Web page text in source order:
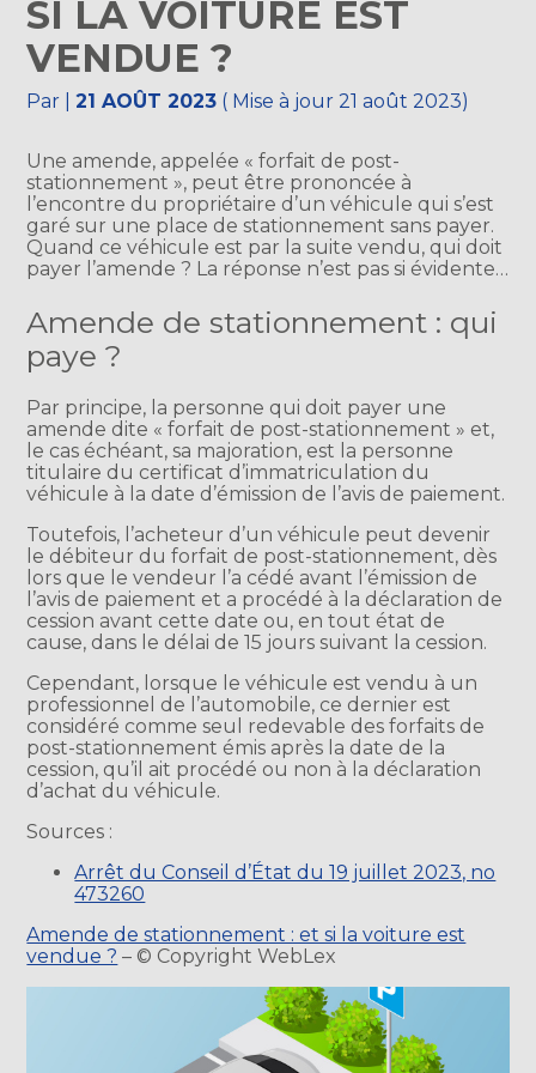
SI LA VOITURE EST
VENDUE ?
Par |21 AOÛT 2023 ( Mise à jour 21 août 2023)
Une amende, appelée « forfait de post-
stationnement », peut être prononcée à
l’encontre du propriétaire d’un véhicule qui s’est
garé sur une place de stationnement sans payer.
Quand ce véhicule est par la suite vendu, qui doit
payer l’amende ? La réponse n’est pas si évidente…
Amende de stationnement : qui
paye ?
Par principe, la personne qui doit payer une
amende dite « forfait de post-stationnement » et,
le cas échéant, sa majoration, est la personne
titulaire du certificat d’immatriculation du
véhicule à la date d’émission de l’avis de paiement.
Toutefois, l’acheteur d’un véhicule peut devenir
le débiteur du forfait de post-stationnement, dès
lors que le vendeur l’a cédé avant l’émission de
l’avis de paiement et a procédé à la déclaration de
cession avant cette date ou, en tout état de
cause, dans le délai de 15 jours suivant la cession.
Cependant, lorsque le véhicule est vendu à un
professionnel de l’automobile, ce dernier est
considéré comme seul redevable des forfaits de
post-stationnement émis après la date de la
cession, qu’il ait procédé ou non à la déclaration
d’achat du véhicule.
Sources :
Arrêt du Conseil d’État du 19 juillet 2023, no
473260
Amende de stationnement : et si la voiture est
vendue ? – © Copyright WebLex